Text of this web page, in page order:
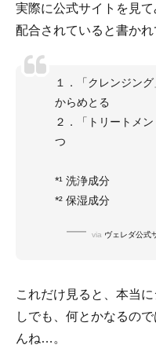
実際に公式サイトを見
配合されていると書かれ
１．「クレンジン
からめとる
２．「トリートメ
つ
*¹ 洗浄成分
*² 保湿成分
via ヴェレダ公式
これだけ見ると、本当
しでも、何とかなるの
んね…。